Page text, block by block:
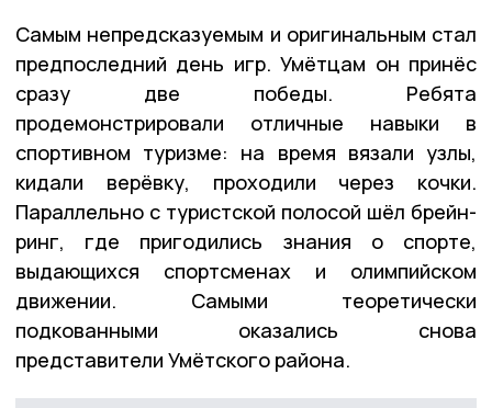
Самым непредсказуемым и оригинальным стал
предпоследний день игр. Умётцам он принёс
сразу две победы. Ребята
продемонстрировали отличные навыки в
спортивном туризме: на время вязали узлы,
кидали верёвку, проходили через кочки.
Параллельно с туристской полосой шёл брейн-
ринг, где пригодились знания о спорте,
выдающихся спортсменах и олимпийском
движении. Самыми теоретически
подкованными оказались снова
представители Умётского района.